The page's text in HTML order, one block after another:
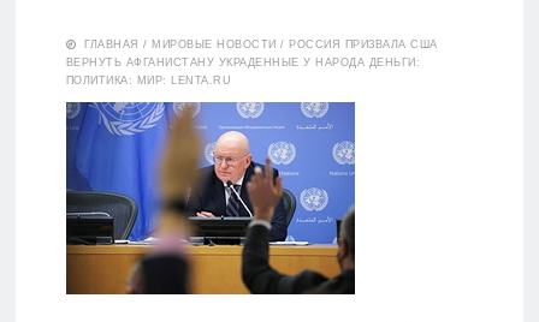
Тренеры
Документы
Контакты
Новости
Родителям
ГЛАВНАЯ / МИРОВЫЕ НОВОСТИ / РОССИЯ ПРИЗВАЛА США
ВЕРНУТЬ АФГАНИСТАНУ УКРАДЕННЫЕ У НАРОДА ДЕНЬГИ:
ПОЛИТИКА: МИР: LENTA.RU